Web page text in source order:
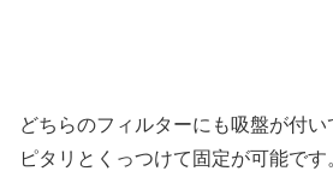
どちらのフィルターにも吸盤が付
ピタリとくっつけて固定が可能です